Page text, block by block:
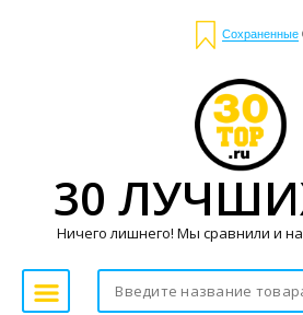
Сохраненные
30
Ничего лишнего! Мы сравнили и